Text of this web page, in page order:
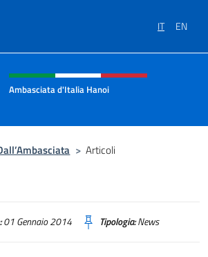
IT EN
sito, social e menù
Ambasciata d'Italia Hanoi
> Articoli
01 Gennaio 2014 Tipologia:News